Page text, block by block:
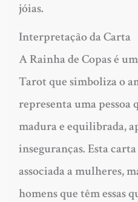
jóias.
Interpretação da Carta
A Rainha de Copas é
Tarot que simboliza o
representa uma pessoa
madura e equilibrada,
inseguranças. Esta
associada a mulheres,
homens que têm essas